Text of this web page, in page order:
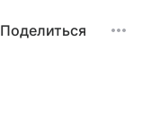
Поделиться